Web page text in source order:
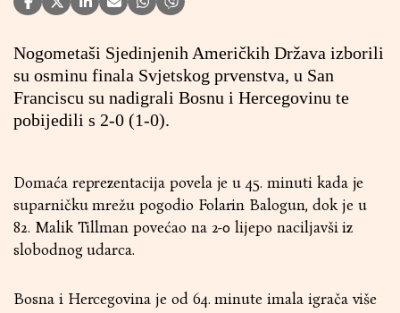
Nogometaši Sjedinjenih Američkih Država izborili
su osminu finala Svjetskog prvenstva, u San
Franciscu su nadigrali Bosnu i Hercegovinu te
pobijedili s 2-0 (1-0).
Domaća reprezentacija povela je u 45. minuti kada je
suparničku mrežu pogodio Folarin Balogun, dok je u
82. Malik Tillman povećao na 2-0 lijepo naciljavši iz
slobodnog udarca.
Bosna i Hercegovina je od 64. minute imala igrača više